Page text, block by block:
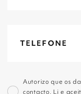
Autorizo que os
contacto. Li e